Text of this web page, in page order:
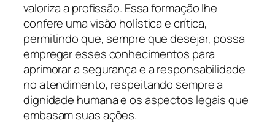
valoriza a profissão. Essa formação lhe
confere uma visão holística e crítica,
permitindo que, sempre que desejar, possa
empregar esses conhecimentos para
aprimorar a segurança e a responsabilidade
no atendimento, respeitando sempre a
dignidade humana e os aspectos legais que
embasam suas ações.